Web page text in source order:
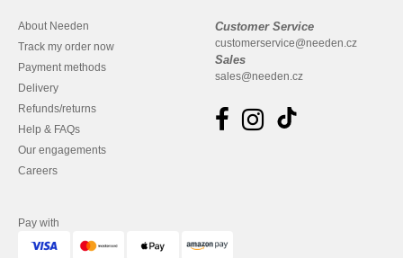
About Needen
Track my order now
Payment methods
Delivery
Refunds/returns
Help & FAQs
Our engagements
Careers
Customer Service
customerservice@needen.cz
Sales
sales@needen.cz
Pay with